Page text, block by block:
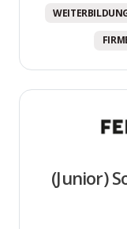
(Junior)